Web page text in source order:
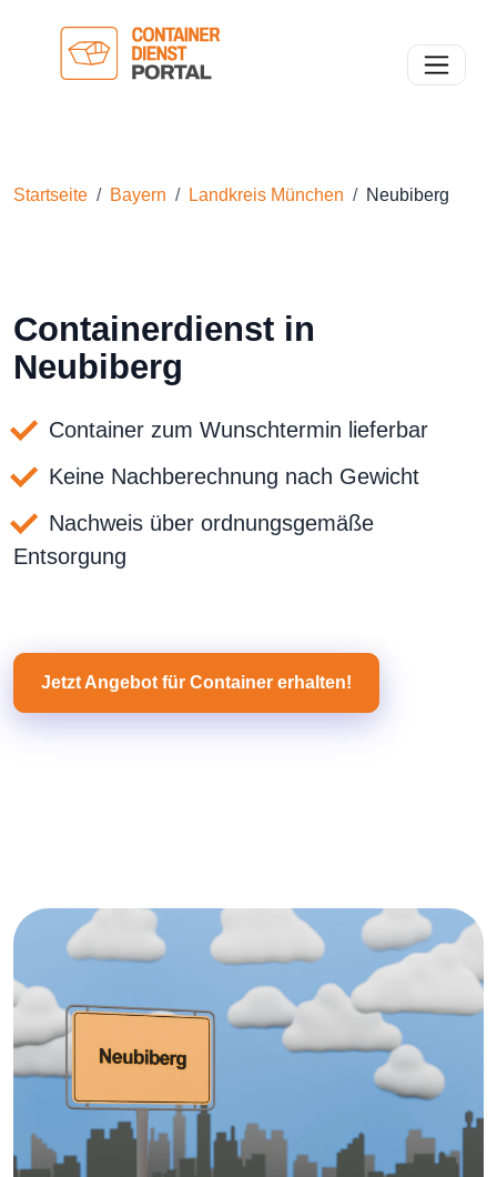
Toggle
Startseite Bayern Landkreis München Neubiberg
Containerdienst in
Neubiberg
Container zum Wunschtermin lieferbar
Keine Nachberechnung nach Gewicht
Nachweis über ordnungsgemäße
Entsorgung
Jetzt Angebot für Container erhalten!